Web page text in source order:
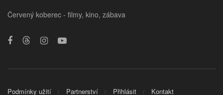
Červený koberec - filmy, kino, zábava
Podmínky užití Partnerství Přihlásit Kontakt